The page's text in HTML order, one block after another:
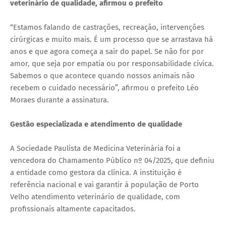
veterinário de qualidade, afirmou o prefeito
“Estamos falando de castrações, recreação, intervenções
cirúrgicas e muito mais. É um processo que se arrastava há
anos e que agora começa a sair do papel. Se não for por
amor, que seja por empatia ou por responsabilidade cívica.
Sabemos o que acontece quando nossos animais não
recebem o cuidado necessário”, afirmou o prefeito Léo
Moraes durante a assinatura.
Gestão especializada e atendimento de qualidade
A Sociedade Paulista de Medicina Veterinária foi a
vencedora do Chamamento Público nº 04/2025, que definiu
a entidade como gestora da clínica. A instituição é
referência nacional e vai garantir à população de Porto
Velho atendimento veterinário de qualidade, com
profissionais altamente capacitados.